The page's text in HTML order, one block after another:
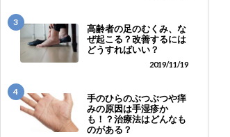
3
高齢者の足のむくみ、な
ぜ起こる？改善するには
どうすればいい？
2019/11/19
4
手のひらのぶつぶつや痒
みの原因は手湿疹か
も！？治療法はどんなも
のがある？